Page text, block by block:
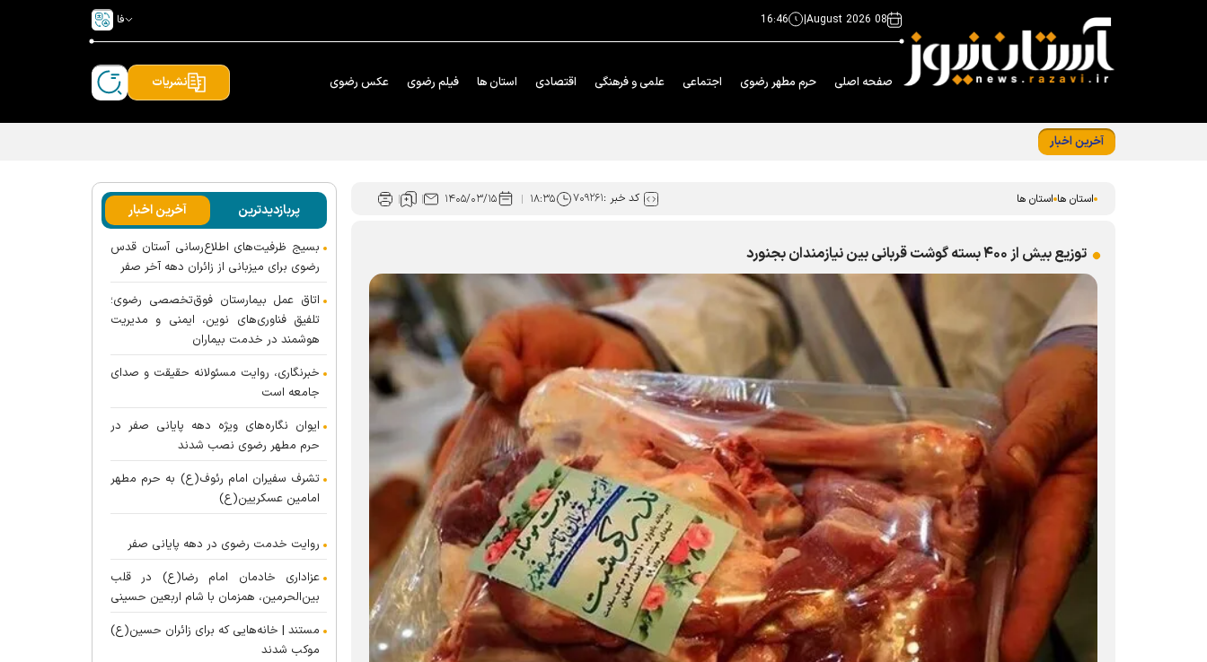
08 August 2026
|
16:46 فا
صفحه اصلی حرم مطهر رضوی اجتماعی علمی و فرهنگی اقتصادی استان ها فیلم رضوی عکس رضوی نشریات
آخرین اخبار
استان ها استان ها کد خبر :۷۰۹۲۶۱ ۱۸:۳۵ ۱۴۰۵/۰۳/۱۵
توزیع بیش از ۴۰۰ بسته گوشت قربانی بین نیازمندان بجنورد
پربازدیدترین آخرین اخبار
بسیج ظرفیت‌های اطلاع‌رسانی آستان قدس
رضوی برای میزبانی از زائران دهه آخر صفر
اتاق عمل بیمارستان فوق‌تخصصی رضوی؛
تلفیق فناوری‌های نوین، ایمنی و مدیریت
هوشمند در خدمت بیماران
خبرنگاری، روایت مسئولانه حقیقت و صدای
جامعه است
ایوان نگاره‌های ویژه دهه پایانی صفر در
حرم مطهر رضوی نصب شدند
تشرف سفیران امام رئوف(ع) به حرم مطهر
امامین عسکریین(ع)
روایت خدمت رضوی در دهه پایانی صفر
عزاداری خادمان امام رضا(ع) در قلب
بین‌الحرمین، همزمان با شام اربعین حسینی
مستند | خانه‌هایی که برای زائران حسین(ع)
موکب شدند